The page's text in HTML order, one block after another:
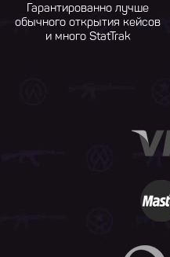
Гарантированно лучше
обычного открытия кейсов
и много StatTrak